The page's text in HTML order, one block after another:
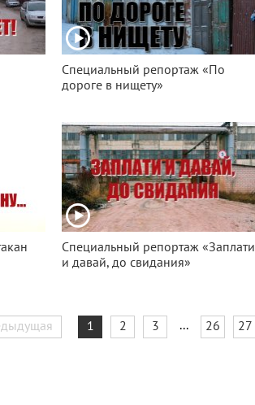
Специальный репортаж «По
дороге в нищету»
Специальный репортаж «Заплати
и давай, до свидания»
1 2 3 ... 26 27